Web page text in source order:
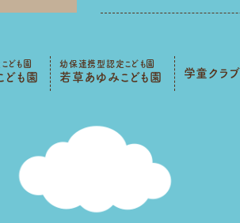
ども園
ども園
幼保連携型認定こども園
若草あゆみこども園 学童クラブ